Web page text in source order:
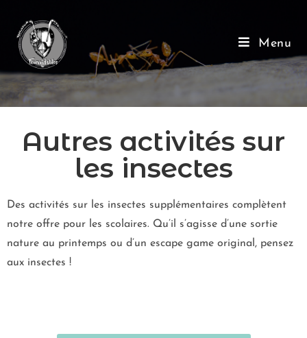
Menu
Autres activités sur
les insectes
Des activités sur les insectes supplémentaires complètent
notre offre pour les scolaires. Qu’il s’agisse d’une sortie
nature au printemps ou d’un escape game original, pensez
aux insectes !